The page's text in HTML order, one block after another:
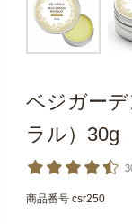
ベジガー
ラル）30g
商品番号 csr250